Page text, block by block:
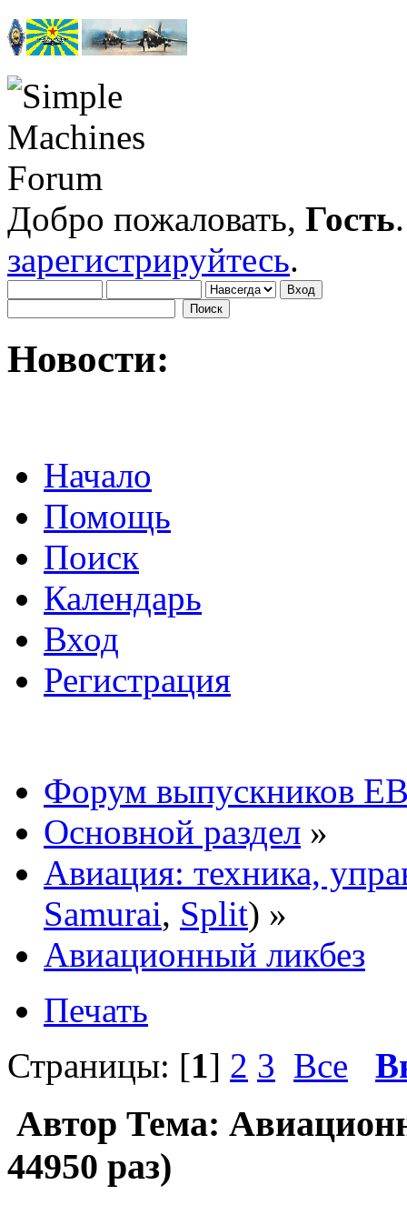
Добро пожаловать, Гость
зарегистрируйтесь.
Новости:
Начало
Помощь
Поиск
Календарь
Вход
Регистрация
Форум выпускников
Основной раздел »
Авиация: техника,
Samurai, Split) »
Авиационный ликбез
Печать
Страницы: [1] 2 3 Все
Автор Тема:
44950 раз)